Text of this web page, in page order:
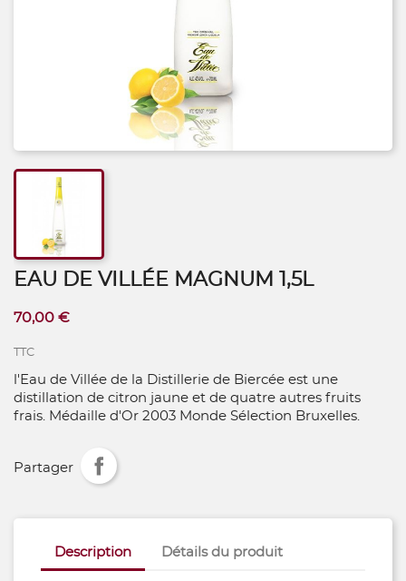
EAU DE VILLÉE MAGNUM 1,5L
70,00 €
TTC
l'Eau de Villée de la Distillerie de Biercée est une
distillation de citron jaune et de quatre autres fruits
frais. Médaille d'Or 2003 Monde Sélection Bruxelles.
Partager
Description Détails du produit